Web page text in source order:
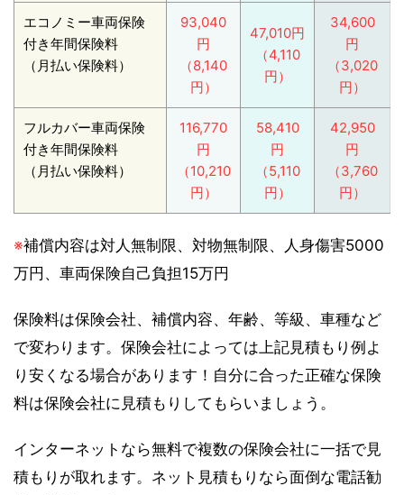
エコノミー車両保険
付き年間保険料
（月払い保険料）
93,040
円
（8,140
円）
47,010円
（4,110
円）
34,600
円
（3,020
円）
フルカバー車両保険
付き年間保険料
（月払い保険料）
116,770
円
（10,210
円）
58,410
円
（5,110
円）
42,950
円
（3,760
円）
※補償内容は対人無制限、対物無制限、人身傷害5000
万円、車両保険自己負担15万円
保険料は保険会社、補償内容、年齢、等級、車種など
で変わります。保険会社によっては上記見積もり例よ
り安くなる場合があります！自分に合った正確な保険
料は保険会社に見積もりしてもらいましょう。
インターネットなら無料で複数の保険会社に一括で見
積もりが取れます。ネット見積もりなら面倒な電話勧